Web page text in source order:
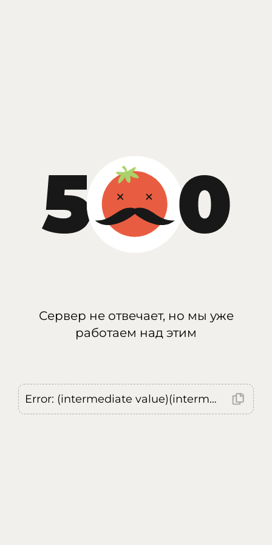
Сервер не отвечает, но мы уже
работаем над этим
Error: (intermediate value)(intermediate value)(intermediate value).replaceAll is not a function